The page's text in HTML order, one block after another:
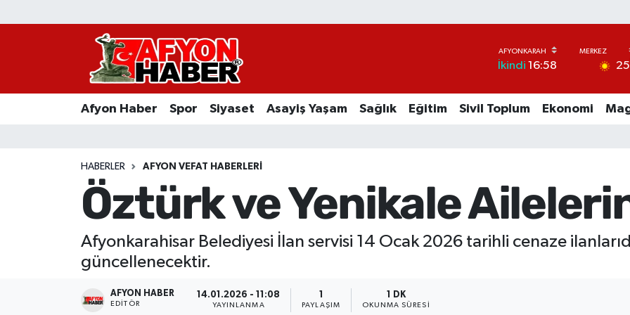
İkindi 16:58 25
Afyon Haber Spor Siyaset Asayiş Yaşam Sağlık Eğitim Sivil Toplum Ekonomi
HABERLER AFYON VEFAT HABERLERI
Öztürk ve Yenikale
Afyonkarahisar Belediyesi İlan servisi 14 Ocak 2026 tarihli cenaze
güncellenecektir.
AFYON HABER
EDITÖR
14.01.2026 - 11:08
YAYINLANMA PAYLAŞIM
1 DK
OKUNMA SÜRESI
Afyon Haber
Asayiş Yaşam
Sivil Toplum
Ekonomi